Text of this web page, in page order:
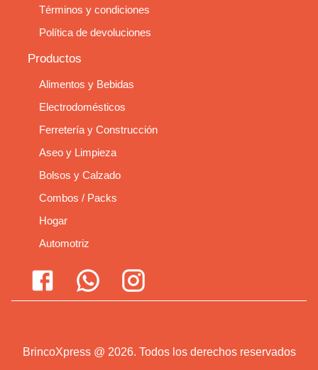
Términos y condiciones
Política de devoluciones
Productos
Alimentos y Bebidas
Electrodomésticos
Ferretería y Construcción
Aseo y Limpieza
Bolsos y Calzado
Combos / Packs
Hogar
Automotriz
BrincoXpress@ 2026. Todos los derechos reservados